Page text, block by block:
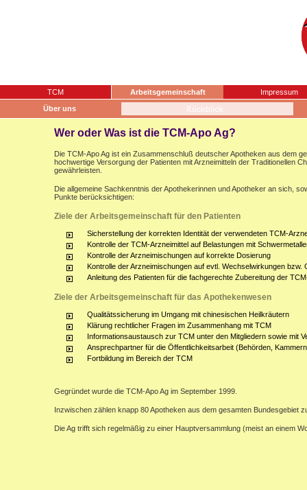
TCM Arbeitsgemeinschaft
Impressum
Über uns
Wer oder Was ist die TCM-Apo Ag?
Die TCM-Apo Ag ist ein Zusammenschluß deutscher Apotheken aus dem
hochwertige Versorgung der Patienten mit Arzneimitteln der Traditionellen
gewährleisten.
Die allgemeine Sachkenntnis der Apothekerinnen und Apotheker an sich,
Punkte berücksichtigen:
Ziele der Arbeitsgemeinschaft für den Patienten
Sicherstellung der korrekten Identität der verwendeten TCM-
Kontrolle der TCM-Arzneimittel auf Belastungen mit
Kontrolle der Arzneimischungen auf korrekte Dosierung
Kontrolle der Arzneimischungen auf evtl. Wechselwirkungen
Anleitung des Patienten für die fachgerechte Zubereitung der
Ziele der Arbeitsgemeinschaft für das Apothekenwesen
Qualitätssicherung im Umgang mit chinesischen Heilkräutern
Klärung rechtlicher Fragen im Zusammenhang mit TCM
Informationsaustausch zur TCM unter den Mitgliedern sowie mit
Ansprechpartner für die Öffentlichkeitsarbeit (Behörden,
Fortbildung im Bereich der TCM
Gegründet wurde die TCM-Apo Ag im September 1999.
Inzwischen zählen knapp 80 Apotheken aus dem gesamten Bundesgebiet
Die Ag trifft sich regelmäßig zu einer Hauptversammlung (meist an einem